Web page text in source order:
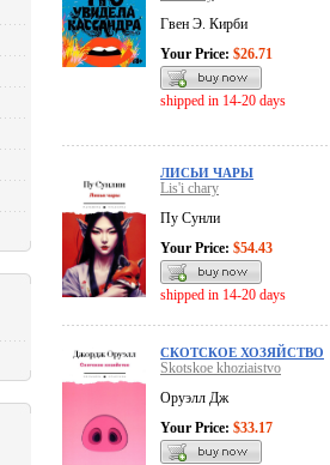
Гвен Э. Кирби
Your Price: $26.71
shipped in 14-20 days
ЛИСЬИ ЧАРЫ
Lis'i chary
Пу Сунли
Your Price: $54.43
shipped in 14-20 days
СКОТСКОЕ ХОЗЯЙСТВО
Skotskoe khoziaistvo
Оруэлл Дж
Your Price: $33.17